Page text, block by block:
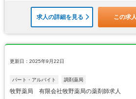
求人の詳細を見る この求
更新日：2025年9月22日
パート・アルバイト 調剤薬局
牧野薬局 有限会社牧野薬局の薬剤師求人